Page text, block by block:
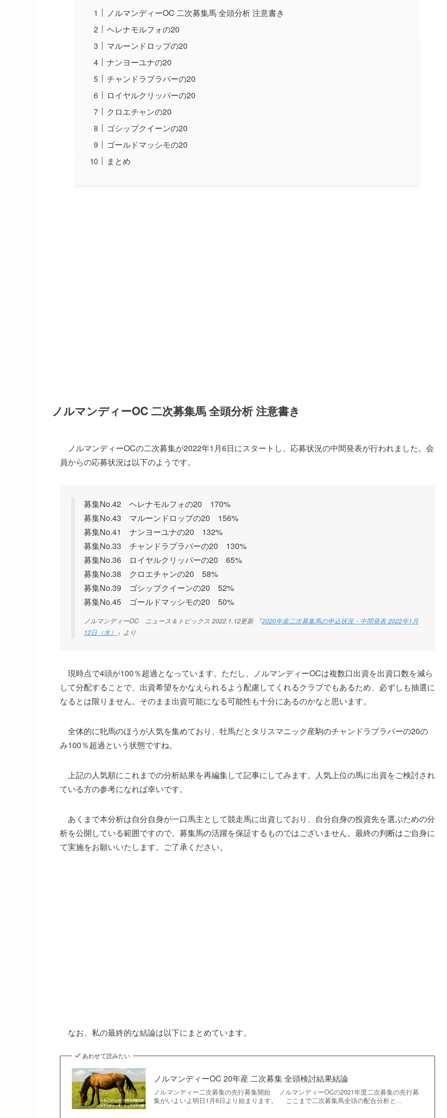
ノルマンディーOC 二次募集馬 全頭分析 注意書き
ヘレナモルフォの20
マルーンドロップの20
ナンヨーユナの20
チャンドラプラバーの20
ロイヤルクリッパーの20
クロエチャンの20
ゴシップクイーンの20
ゴールドマッシモの20
まとめ
ノルマンディーOC 二次募集馬 全頭分析 注意書き
ノルマンディーOCの二次募集が2022年1月6日にスタートし、応募状況の中間発表が行われました。会
員からの応募状況は以下のようです。
募集No.42 ヘレナモルフォの20 170%
募集No.43 マルーンドロップの20 156%
募集No.41 ナンヨーユナの20 132%
募集No.33 チャンドラプラバーの20 130%
募集No.36 ロイヤルクリッパーの20 65%
募集No.38 クロエチャンの20 58%
募集No.39 ゴシップクイーンの20 52%
募集No.45 ゴールドマッシモの20 50%
ノルマンディーOC ニュース＆トピックス 2022.1.12更新 『2020年産二次募集馬の申込状況・中間発表 2022年1月
12日（水） 』より
現時点で4頭が100％超過となっています。ただし、ノルマンディーOCは複数口出資を出資口数を減ら
して分配することで、出資希望をかなえられるよう配慮してくれるクラブでもあるため、必ずしも抽選に
なるとは限りません。そのまま出資可能になる可能性も十分にあるのかなと思います。
全体的に牝馬のほうが人気を集めており、牡馬だとタリスマニック産駒のチャンドラプラバーの20の
み100％超過という状態ですね。
上記の人気順にこれまでの分析結果を再編集して記事にしてみます。人気上位の馬に出資をご検討され
ている方の参考になれば幸いです。
あくまで本分析は自分自身が一口馬主として競走馬に出資しており、自分自身の投資先を選ぶための分
析を公開している範囲ですので、募集馬の活躍を保証するものではございません。最終の判断はご自身に
て実施をお願いいたします。ご了承ください。
なお、私の最終的な結論は以下にまとめています。
あわせて読みたい
ノルマンディーOC 20年産 二次募集 全頭検討結果結論
ノルマンディー二次募集の先行募集開始 ノルマンディーOCの2021年度二次募集の先行募
集がいよいよ明日1月6日より始まります。 ここまで二次募集馬全頭の配合分析と...